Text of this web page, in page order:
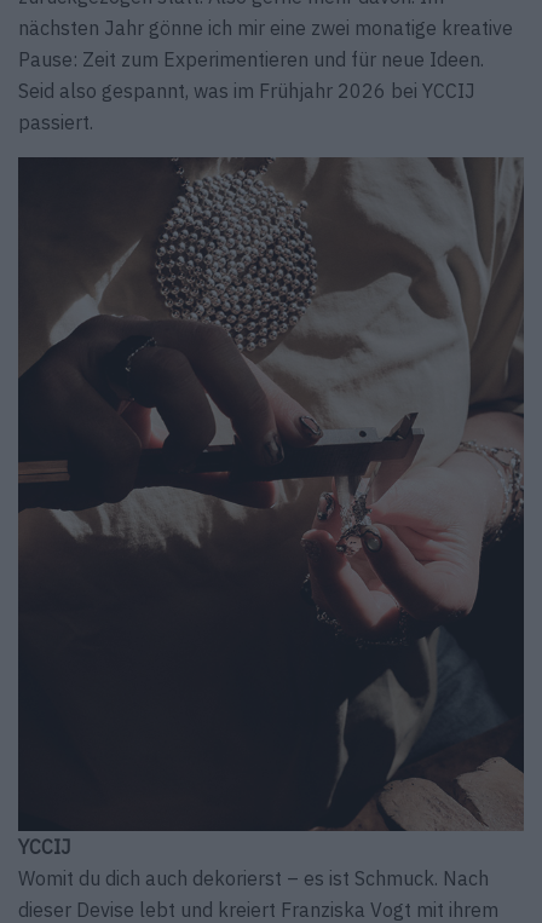
nächsten Jahr gönne ich mir eine zwei monatige kreative
Pause: Zeit zum Experimentieren und für neue Ideen.
Seid also gespannt, was im Frühjahr 2026 bei YCCIJ
passiert.
YCCIJ
Womit du dich auch dekorierst – es ist Schmuck. Nach
dieser Devise lebt und kreiert Franziska Vogt mit ihrem